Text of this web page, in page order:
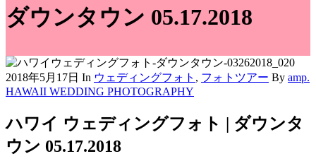
ダウンタウン 05.17.2018
2018年5月17日 In ウェディングフォト , フォトツアー By amp.
HAWAII WEDDING PHOTOGRAPHY
ハワイ ウェディングフォト | ダウンタ
ウン 05.17.2018